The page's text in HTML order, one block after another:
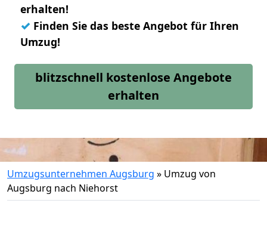
erhalten!
✓ Finden Sie das beste Angebot für Ihren
Umzug!
blitzschnell kostenlose Angebote
erhalten
Umzugsunternehmen Augsburg » Umzug von
Augsburg nach Niehorst